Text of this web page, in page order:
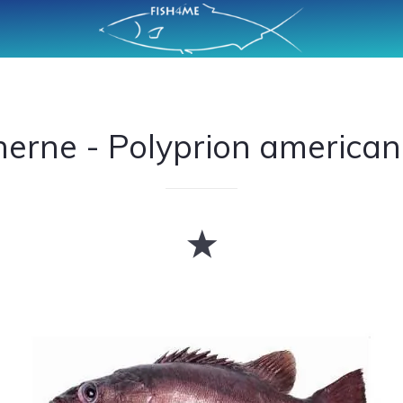
- Polyprion